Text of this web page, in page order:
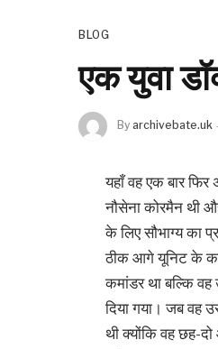
BLOG
एक युवा
By archivebate.uk
यहाँ वह एक बार
नौसेना कोरमैन थी
के लिए सौभाग्य का
ठीक आगे यूनिट के
कमांडर था बल्कि वह
दिया गया। जब वह
थी क्योंकि वह छह-